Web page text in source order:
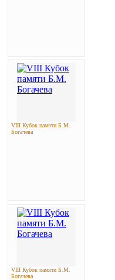
VIII Кубок памяти Б.М.
Богачева
VIII Кубок памяти Б.М.
Богачева